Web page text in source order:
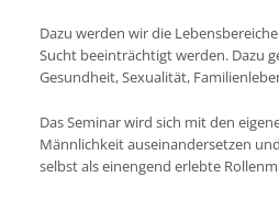
Dazu werden wir die
Sucht beeinträchtigt werden. Dazu
Gesundheit, Sexualität,
Das Seminar wird sich mit den
Männlichkeit auseinandersetzen
selbst als einengend erlebte